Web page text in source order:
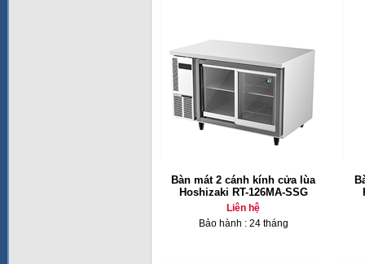
Bàn mát 2 cánh kính cửa lùa
Hoshizaki RT-126MA-SSG
Liên hệ
Bảo hành : 24 tháng